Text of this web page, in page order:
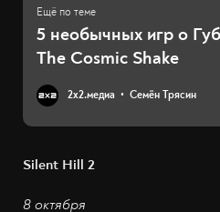
5 необычных игр о
The Cosmic Shake
2х2.медиа Семён Трясин
Silent Hill 2
8 октября